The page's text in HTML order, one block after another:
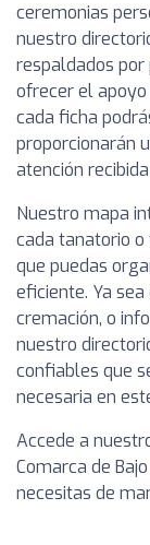
ceremonias
nuestro
respaldados
ofrecer el apoyo
cada ficha
proporcionarán
atención
Nuestro mapa
cada tanatorio o
que puedas
eficiente. Ya
cremación, o
nuestro
confiables que
necesaria en
Accede a
Comarca de
necesitas de